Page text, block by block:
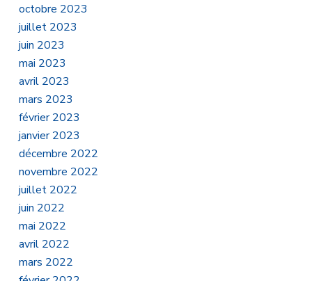
octobre 2023
juillet 2023
juin 2023
mai 2023
avril 2023
mars 2023
février 2023
janvier 2023
décembre 2022
novembre 2022
juillet 2022
juin 2022
mai 2022
avril 2022
mars 2022